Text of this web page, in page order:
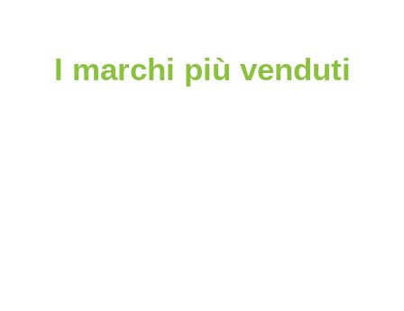
I marchi più venduti